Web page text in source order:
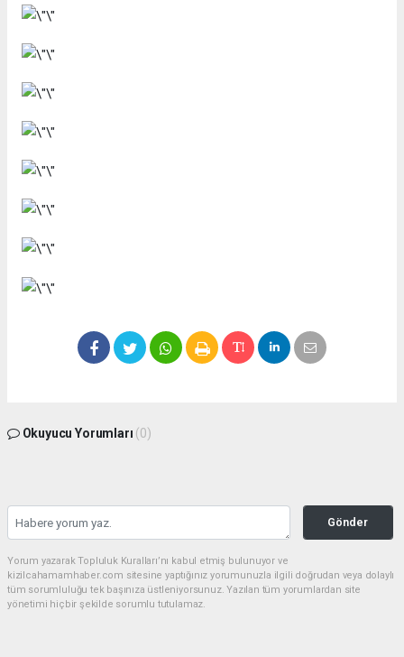
Okuyucu Yorumları (0)
Gönder
Yorum yazarak Topluluk Kuralları’nı kabul etmiş bulunuyor ve
kizilcahamamhaber.com sitesine yaptığınız yorumunuzla ilgili doğrudan veya dolaylı
tüm sorumluluğu tek başınıza üstleniyorsunuz. Yazılan tüm yorumlardan site
yönetimi hiçbir şekilde sorumlu tutulamaz.